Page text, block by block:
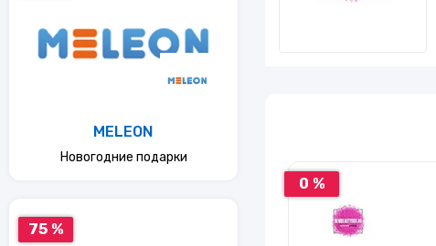
0 %
MELEON
Новогодние подарки
75 %